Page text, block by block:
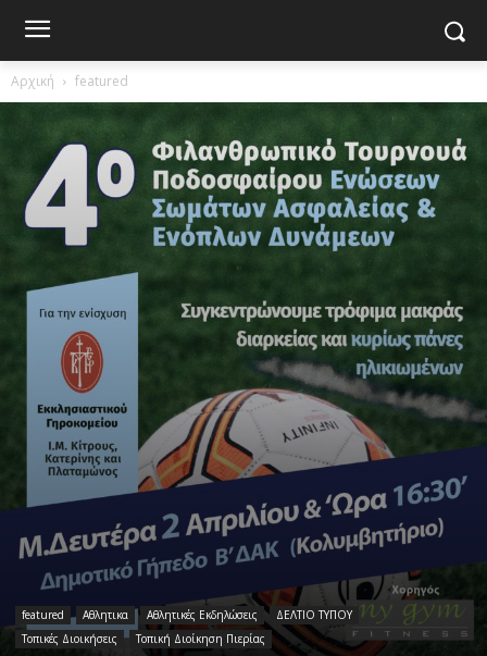
Αρχική featured
featured Αθλητικα Αθλητικές Εκδηλώσεις
ΔΕΛΤΙΟ ΤΥΠΟΥ
Τοπικές Διοικήσεις
Τοπική Διοίκηση Πιερίας